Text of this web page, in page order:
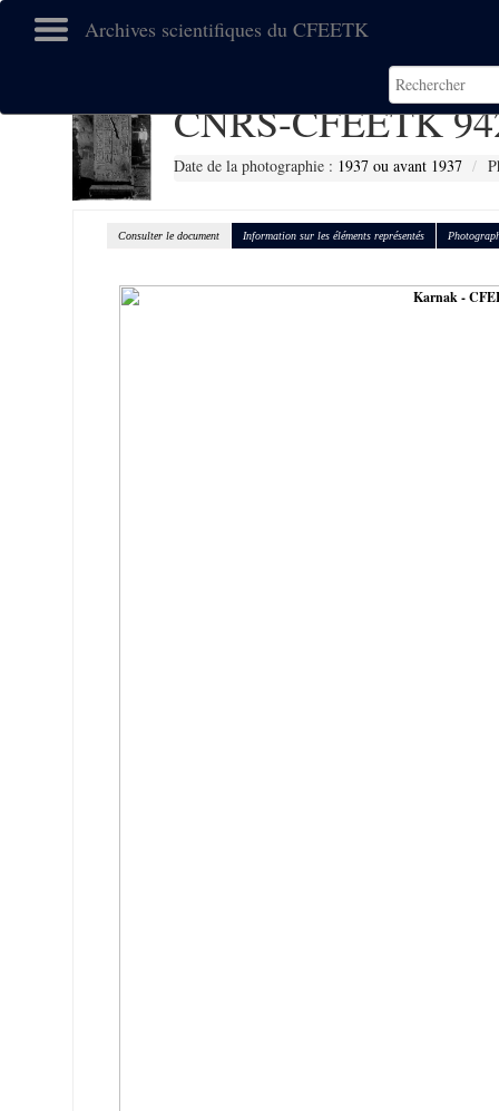
Archives scientifiques du CFEETK
CNRS-CFEETK
Date de la photographie : 1937 ou avant 1937
Consulter le document Information sur les éléments représentés